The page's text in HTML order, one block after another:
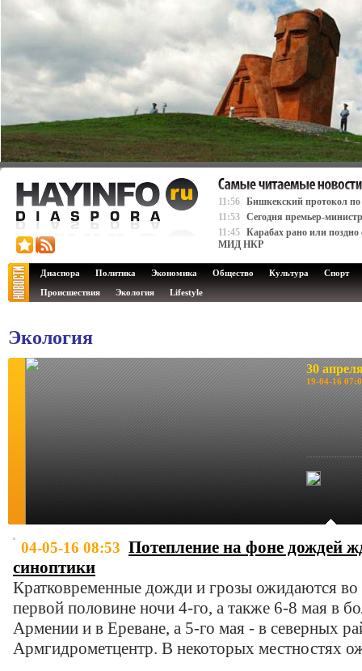
11:56 Бишкекский протокол по
11:53 Сегодня премьер-
11:45 Карабах рано или поздно
МИД НКР
Диаспора Политика Экономика Общество Культура
Спорт
Происшествия
Экология Lifestyle
Экология
30
19-04-16
04-05-16 08:53 Потепление на фоне дождей
синоптики
Кратковременные дожди и грозы ожидаются во
первой половине ночи 4-го, а также 6-8 мая в
Армении и в Ереване, а 5-го мая - в северных
Армгидрометцентр. В некоторых местностях